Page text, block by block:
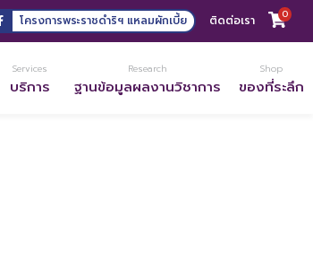
โครงการพระราชดำริฯ แหลมผักเบี้ย ติดต่อเรา 0
Services
บริการ
Research
ฐานข้อมูลผลงานวิชาการ
Shop
ของที่ระลึก